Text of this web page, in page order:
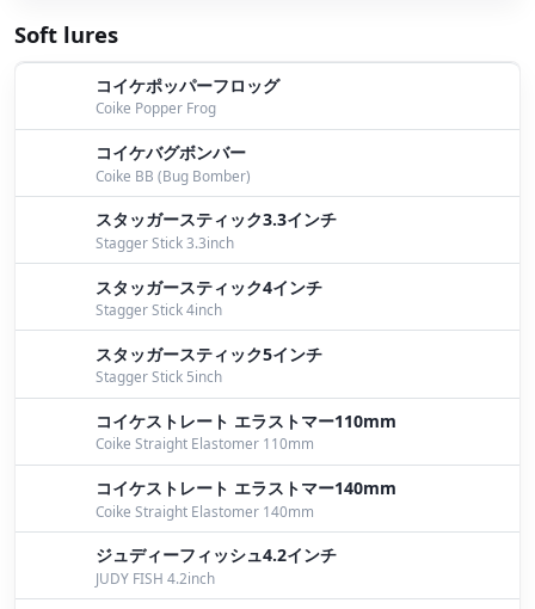
Soft lures
コイケポッパーフロッグ
Coike Popper Frog
コイケバグボンバー
Coike BB (Bug Bomber)
スタッガースティック3.3インチ
Stagger Stick 3.3inch
スタッガースティック4インチ
Stagger Stick 4inch
スタッガースティック5インチ
Stagger Stick 5inch
コイケストレート エラストマー110mm
Coike Straight Elastomer 110mm
コイケストレート エラストマー140mm
Coike Straight Elastomer 140mm
ジュディーフィッシュ4.2インチ
JUDY FISH 4.2inch